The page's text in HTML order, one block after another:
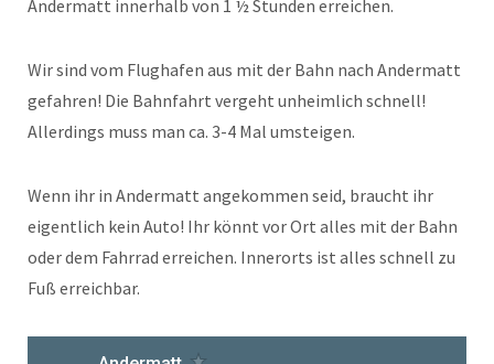
Andermatt innerhalb von 1 ½ Stunden erreichen.
Wir sind vom Flughafen aus mit der Bahn nach Andermatt
gefahren! Die Bahnfahrt vergeht unheimlich schnell!
Allerdings muss man ca. 3-4 Mal umsteigen.
Wenn ihr in Andermatt angekommen seid, braucht ihr
eigentlich kein Auto! Ihr könnt vor Ort alles mit der Bahn
oder dem Fahrrad erreichen. Innerorts ist alles schnell zu
Fuß erreichbar.